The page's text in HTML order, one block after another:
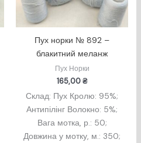
Пух норки № 892 –
блакитний меланж
Пух Норки
165,00₴
Склад: Пух Кролю: 95%;
Антипілінг Волокно: 5%;
Вага мотка, р.: 50;
Довжина у мотку, м.: 350;